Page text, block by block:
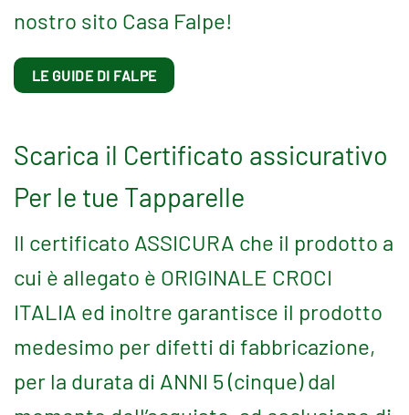
nostro sito Casa Falpe!
LE GUIDE DI FALPE
Scarica il Certificato assicurativo
Per le tue Tapparelle
Il certificato ASSICURA che il prodotto a
cui è allegato è ORIGINALE CROCI
ITALIA ed inoltre garantisce il prodotto
medesimo per difetti di fabbricazione,
per la durata di ANNI 5 (cinque) dal